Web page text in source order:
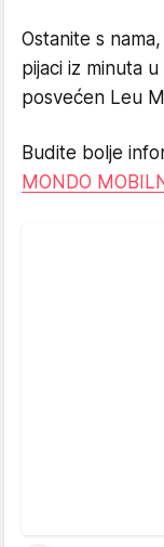
Ostanite s
pijaci iz minuta
posvećen Leu
Budite bolje
MONDO